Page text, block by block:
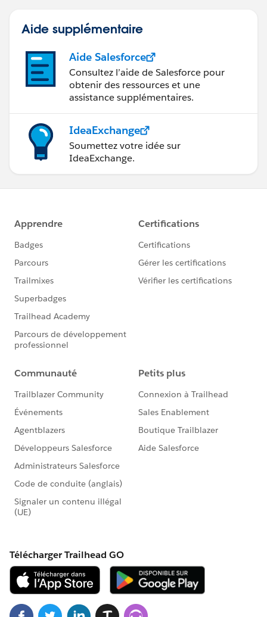
Aide supplémentaire
Aide Salesforce
Consultez l’aide de Salesforce pour
obtenir des ressources et une
assistance supplémentaires.
IdeaExchange
Soumettez votre idée sur
IdeaExchange.